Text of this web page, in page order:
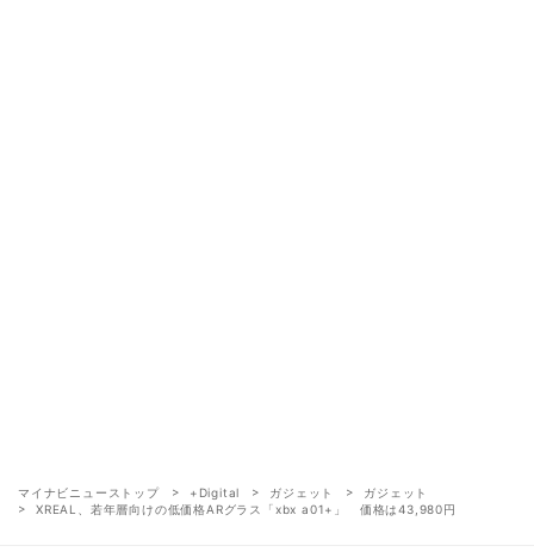
マイナビニューストップ +Digital ガジェット
ガジェット
XREAL、若年層向けの低価格ARグラス「xbx a01+」 価格は43,980円